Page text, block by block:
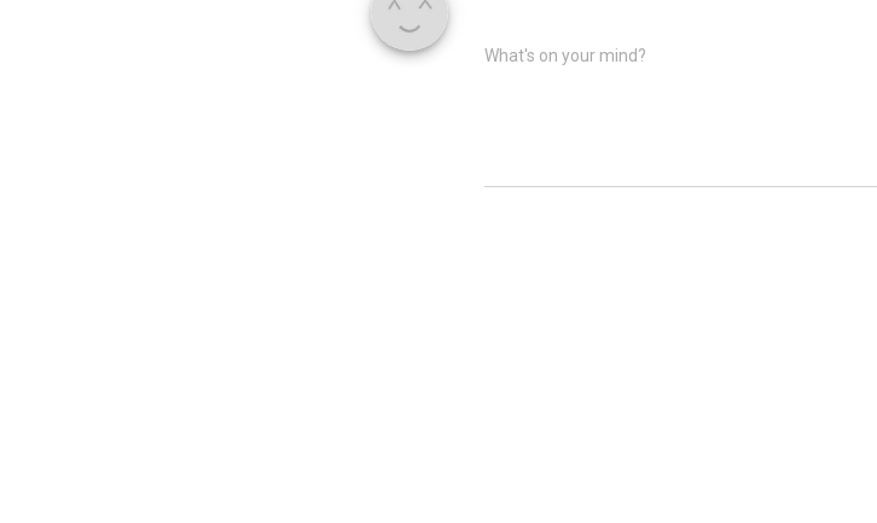
What's on your mind?